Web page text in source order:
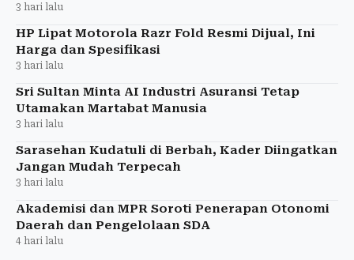
3 hari lalu
HP Lipat Motorola Razr Fold Resmi Dijual, Ini
Harga dan Spesifikasi
3 hari lalu
Sri Sultan Minta AI Industri Asuransi Tetap
Utamakan Martabat Manusia
3 hari lalu
Sarasehan Kudatuli di Berbah, Kader Diingatkan
Jangan Mudah Terpecah
3 hari lalu
Akademisi dan MPR Soroti Penerapan Otonomi
Daerah dan Pengelolaan SDA
4 hari lalu